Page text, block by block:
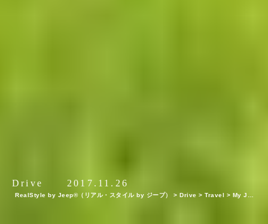
Drive 2017.11.26
RealStyle by Jeep®（リアル・スタイル by ジープ） >Drive >Travel > My Jee